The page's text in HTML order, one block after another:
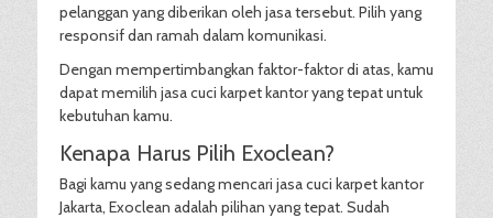
pelanggan yang diberikan oleh jasa tersebut. Pilih yang
responsif dan ramah dalam komunikasi.
Dengan mempertimbangkan faktor-faktor di atas, kamu
dapat memilih jasa cuci karpet kantor yang tepat untuk
kebutuhan kamu.
Kenapa Harus Pilih Exoclean?
Bagi kamu yang sedang mencari jasa cuci karpet kantor
Jakarta, Exoclean adalah pilihan yang tepat. Sudah